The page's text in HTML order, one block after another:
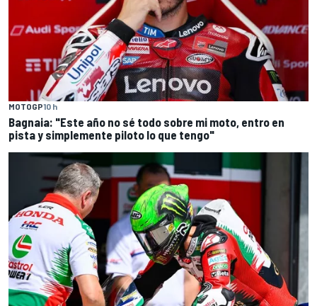
MOTOGP10 h
Bagnaia: "Este año no sé todo sobre mi moto, entro en
pista y simplemente piloto lo que tengo"